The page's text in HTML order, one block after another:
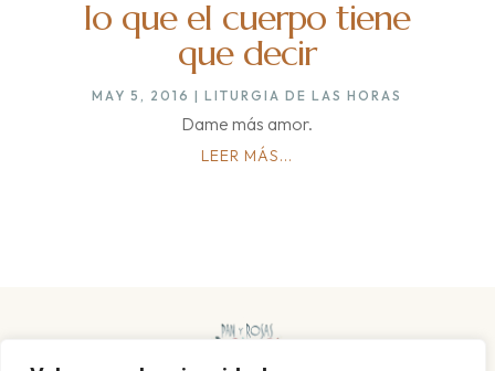
lo que el cuerpo tiene
que decir
MAY 5, 2016 |LITURGIA DE LAS HORAS
Dame más amor.
LEER MÁS...